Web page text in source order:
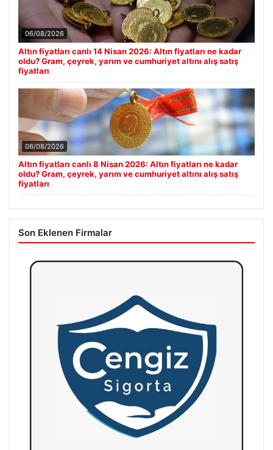
06/08/2026
Altın fiyatları canlı 14 Nisan 2026: Altın fiyatları ne kadar
oldu? Gram, çeyrek, yarım ve cumhuriyet altını alış satış
fiyatları
06/08/2026
Altın fiyatları canlı 8 Nisan 2026: Altın fiyatları ne kadar
oldu? Gram, çeyrek, yarım ve cumhuriyet altını alış satış
fiyatları
Son Eklenen Firmalar